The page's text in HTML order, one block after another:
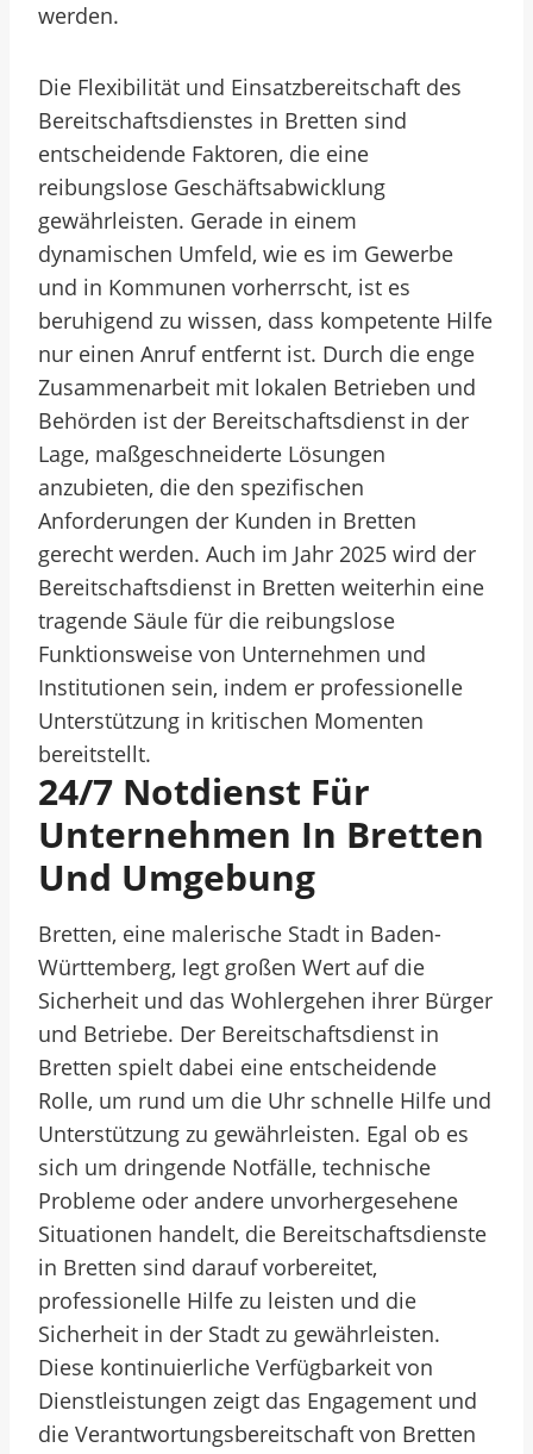
werden.
Die Flexibilität und Einsatzbereitschaft des
Bereitschaftsdienstes in Bretten sind
entscheidende Faktoren, die eine
reibungslose Geschäftsabwicklung
gewährleisten. Gerade in einem
dynamischen Umfeld, wie es im Gewerbe
und in Kommunen vorherrscht, ist es
beruhigend zu wissen, dass kompetente Hilfe
nur einen Anruf entfernt ist. Durch die enge
Zusammenarbeit mit lokalen Betrieben und
Behörden ist der Bereitschaftsdienst in der
Lage, maßgeschneiderte Lösungen
anzubieten, die den spezifischen
Anforderungen der Kunden in Bretten
gerecht werden. Auch im Jahr 2025 wird der
Bereitschaftsdienst in Bretten weiterhin eine
tragende Säule für die reibungslose
Funktionsweise von Unternehmen und
Institutionen sein, indem er professionelle
Unterstützung in kritischen Momenten
bereitstellt.
24/7 Notdienst Für
Unternehmen In Bretten
Und Umgebung
Bretten, eine malerische Stadt in Baden-
Württemberg, legt großen Wert auf die
Sicherheit und das Wohlergehen ihrer Bürger
und Betriebe. Der Bereitschaftsdienst in
Bretten spielt dabei eine entscheidende
Rolle, um rund um die Uhr schnelle Hilfe und
Unterstützung zu gewährleisten. Egal ob es
sich um dringende Notfälle, technische
Probleme oder andere unvorhergesehene
Situationen handelt, die Bereitschaftsdienste
in Bretten sind darauf vorbereitet,
professionelle Hilfe zu leisten und die
Sicherheit in der Stadt zu gewährleisten.
Diese kontinuierliche Verfügbarkeit von
Dienstleistungen zeigt das Engagement und
die Verantwortungsbereitschaft von Bretten